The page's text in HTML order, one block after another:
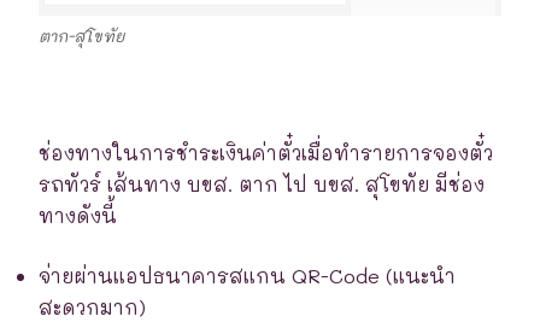
ตาก-สุโขทัย
ช่องทางในการชำระเงินค่าตั๋วเมื่อทำรายการจองตั๋ว
รถทัวร์ เส้นทาง บขส. ตาก ไป บขส. สุโขทัย มีช่อง
ทางดังนี้
จ่ายผ่านแอปธนาคารสแกน QR-Code (แนะนำ
สะดวกมาก)